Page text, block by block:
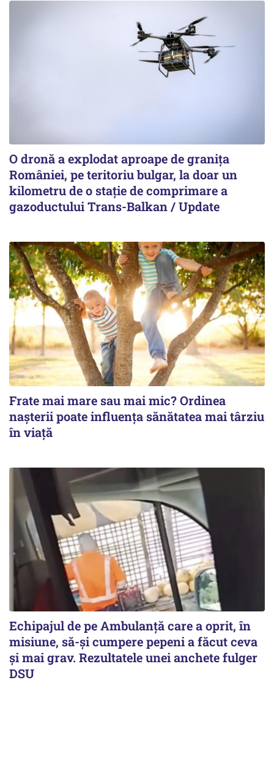
O dronă a explodat aproape de granița
României, pe teritoriu bulgar, la doar un
kilometru de o stație de comprimare a
gazoductului Trans-Balkan / Update
Frate mai mare sau mai mic? Ordinea
nașterii poate influența sănătatea mai târziu
în viață
Echipajul de pe Ambulanță care a oprit, în
misiune, să-și cumpere pepeni a făcut ceva
și mai grav. Rezultatele unei anchete fulger
DSU